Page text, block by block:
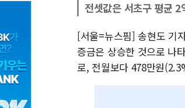
전셋값은 서초구 평균
[서울=뉴스핌] 송현도 기
증금은 상승한 것으로 나
로, 전월보다 478만원